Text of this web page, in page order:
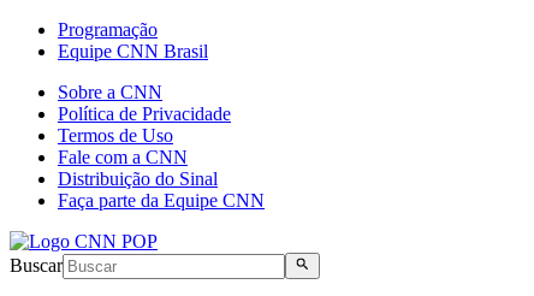
Programação
Equipe CNN Brasil
Sobre a CNN
Política de Privacidade
Termos de Uso
Fale com a CNN
Distribuição do Sinal
Faça parte da Equipe CNN
Buscar